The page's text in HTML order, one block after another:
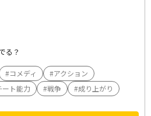
る？
コメディ
アクション
ート能力 戦争
成り上がり